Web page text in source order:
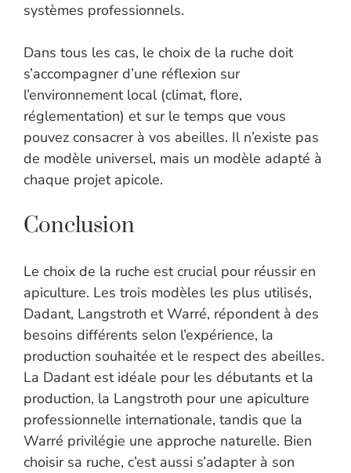
systèmes professionnels.
Dans tous les cas, le choix de la ruche doit
s’accompagner d’une réflexion sur
l’environnement local (climat, flore,
réglementation) et sur le temps que vous
pouvez consacrer à vos abeilles. Il n’existe pas
de modèle universel, mais un modèle adapté à
chaque projet apicole.
Conclusion
Le choix de la ruche est crucial pour réussir en
apiculture. Les trois modèles les plus utilisés,
Dadant, Langstroth et Warré, répondent à des
besoins différents selon l’expérience, la
production souhaitée et le respect des abeilles.
La Dadant est idéale pour les débutants et la
production, la Langstroth pour une apiculture
professionnelle internationale, tandis que la
Warré privilégie une approche naturelle. Bien
choisir sa ruche, c’est aussi s’adapter à son